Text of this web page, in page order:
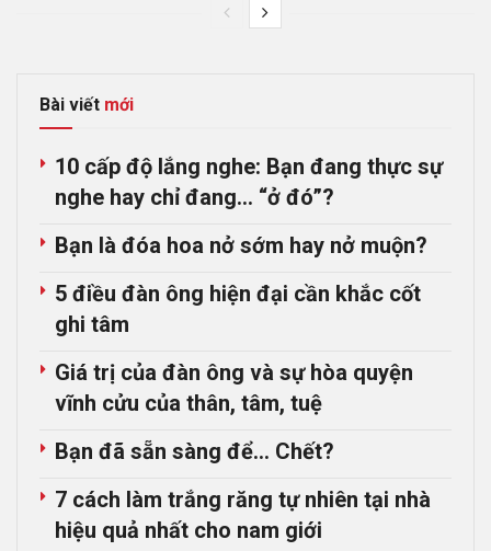
Bài viết mới
10 cấp độ lắng nghe: Bạn đang thực sự
nghe hay chỉ đang… “ở đó”?
Bạn là đóa hoa nở sớm hay nở muộn?
5 điều đàn ông hiện đại cần khắc cốt
ghi tâm
Giá trị của đàn ông và sự hòa quyện
vĩnh cửu của thân, tâm, tuệ
Bạn đã sẵn sàng để… Chết?
7 cách làm trắng răng tự nhiên tại nhà
hiệu quả nhất cho nam giới